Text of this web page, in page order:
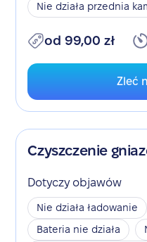
Nie działa przednia
od 99,00 zł
Zleć
Czyszczenie
Dotyczy objawów
Nie działa ładowanie
Bateria nie działa